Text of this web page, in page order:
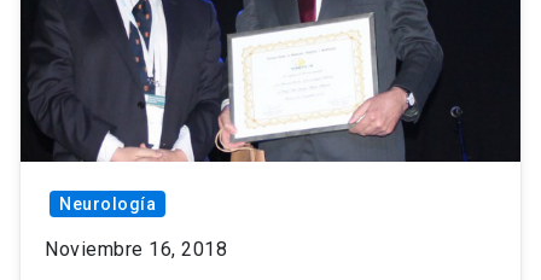
Neurología
Noviembre 16, 2018